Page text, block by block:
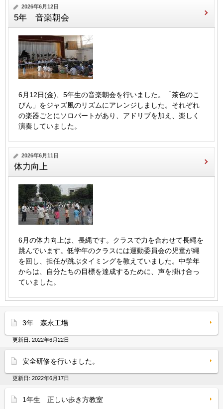
2026年6月12日
5年 音楽朝会
6月12日(金)、5年生の音楽朝会を行いました。「茶色のこ
びん」をジャズ風のリズムにアレンジしました。それぞれ
の楽器ごとにソロパートがあり、アドリブを加え、楽しく
演奏していました。
2026年6月11日
体力向上
6月の体力向上は、長縄です。クラスで力を合わせて長縄を
跳んでいます。低学年のクラスには運動委員会の児童が縄
を回し、担任が跳ぶタイミングを教えていました。中学年
からは、自分たちの目標を達成するために、声を掛け合っ
ていました。
3年 森永工場
更新日: 2022年6月22日
安全研修を行いました。
更新日: 2022年6月17日
1年生 正しい歩き方教室